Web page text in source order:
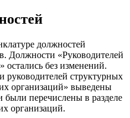
должностей
Должности «Руководителей
остались без изменений.
руководителей структурных
организаций» выведены
перечислены в разделе
организаций.